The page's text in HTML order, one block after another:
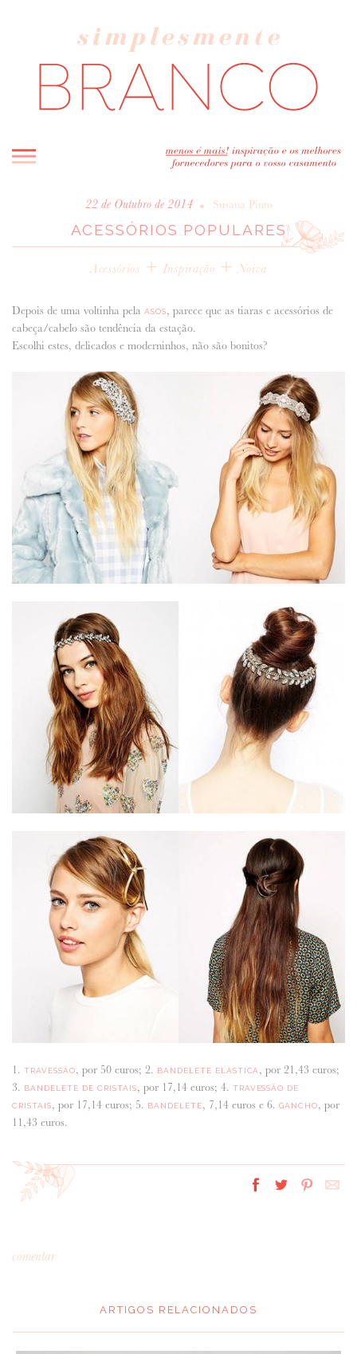
INICIO
BLOG
ENTREVISTAS
CASAVA-ME AQUI!
ANUNCIE CONNOSCO
22 de Outubro de 2014 • Susana Pinto
ACESSÓRIOS POPULARES
Acessórios + Inspiração +Noiva
Depois de uma voltinha pela ASOS, parece que as tiaras e acessórios de
cabeça/cabelo são tendência da estação.
Escolhi estes, delicados e moderninhos, não são bonitos?
1. TRAVESSÃO, por 50 euros; 2. BANDELETE ELÁSTICA, por 21,43 euros;
3.
BANDELETE DE CRISTAIS, por 17,14 euros; 4. TRAVESSÃO DE
CRISTAIS, por 17,14 euros; 5. BANDELETE, 7,14 euros e 6. GANCHO, por
11,43 euros.
comentar
ARTIGOS RELACIONADOS